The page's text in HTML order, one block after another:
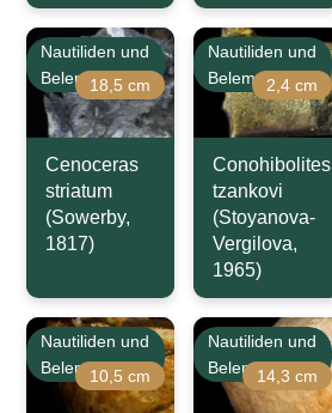
Nautiliden und
Belemniten
18,5 cm
Cenoceras
striatum
(Sowerby,
1817)
Nautiliden und
Belemniten2,4 cm
Conohibolites
tzankovi
(Stoyanova-
Vergilova,
1965)
Nautiliden und
Belemniten
10,5 cm
Nautiliden und
Belemniten
14,3 cm